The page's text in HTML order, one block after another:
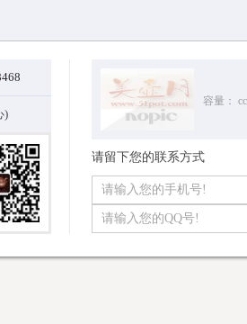
Rights Reserved
)
容量： cc
请留下您的联系方式